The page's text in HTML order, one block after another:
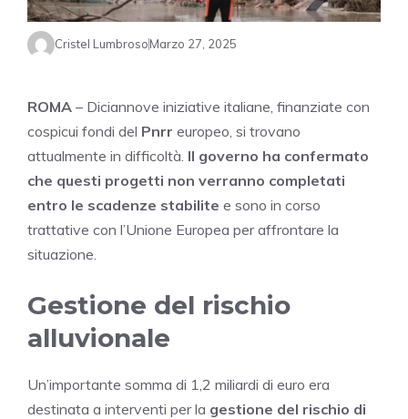
Cristel LumbrosoMarzo 27, 2025
ROMA – Diciannove iniziative italiane, finanziate con
cospicui fondi del Pnrr europeo, si trovano
attualmente in difficoltà. Il governo ha confermato
che questi progetti non verranno completati
entro le scadenze stabilite e sono in corso
trattative con l’Unione Europea per affrontare la
situazione.
Gestione del rischio
alluvionale
Un’importante somma di 1,2 miliardi di euro era
destinata a interventi per la gestione del rischio di